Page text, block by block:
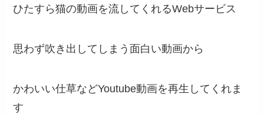
ひたすら猫の動画を流してくれるWebサービス
思わず吹き出してしまう面白い動画から
かわいい仕草などYoutube動画を再生してくれま
す